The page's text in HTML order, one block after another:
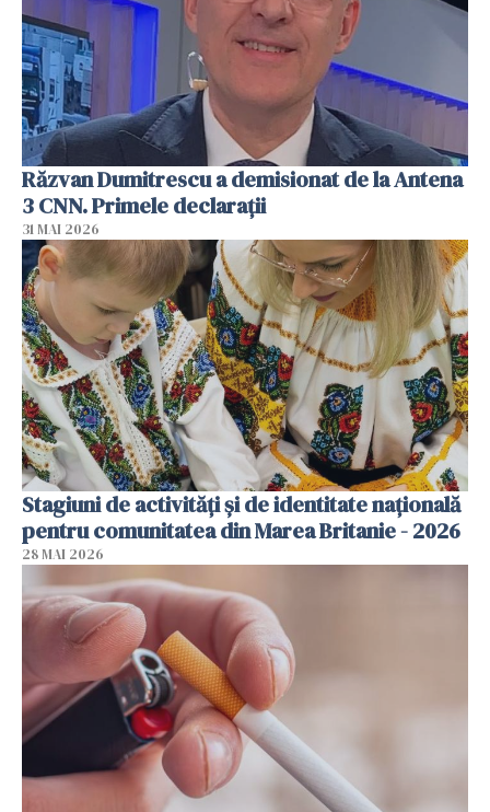
Răzvan Dumitrescu a demisionat de la Antena
3 CNN. Primele declarații
31 MAI 2026
Stagiuni de activități și de identitate națională
pentru comunitatea din Marea Britanie - 2026
28 MAI 2026